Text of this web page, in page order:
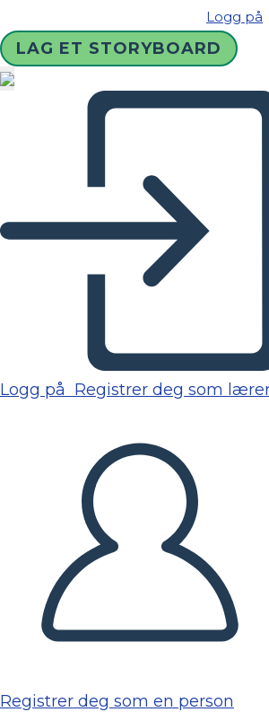
Logg på
LAG ET STORYBOARD
Logg på Registrer deg som
Registrer deg som en person